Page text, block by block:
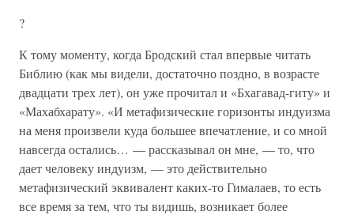
?
К тому моменту, когда Бродский стал впервые читать
Библию (как мы видели, достаточно поздно, в возрасте
двадцати трех лет), он уже прочитал и «Бхагавад-гиту» и
«Махабхарату». «И метафизические горизонты индуизма
на меня произвели куда большее впечатление, и со мной
навсегда остались… — рассказывал он мне, — то, что
дает человеку индуизм, — это действительно
метафизический эквивалент каких-то Гималаев, то есть
все время за тем, что ты видишь, возникает более